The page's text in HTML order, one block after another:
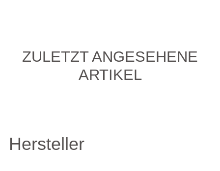
ZULETZT ANGESEHENE
ARTIKEL
Hersteller